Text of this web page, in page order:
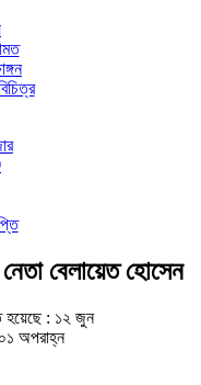
বেলায়েত হোসেন
হয়েছে : ১২ জুন
অপরাহ্ন